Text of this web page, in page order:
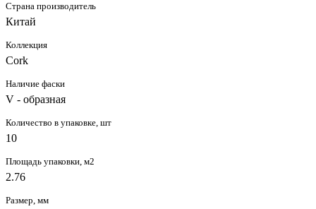
Страна производитель
Китай
Коллекция
Cork
Наличие фаски
V - образная
Количество в упаковке, шт
10
Площадь упаковки, м2
2.76
Размер, мм